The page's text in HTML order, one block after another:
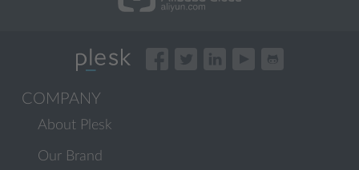
COMPANY
About Plesk
Our Brand